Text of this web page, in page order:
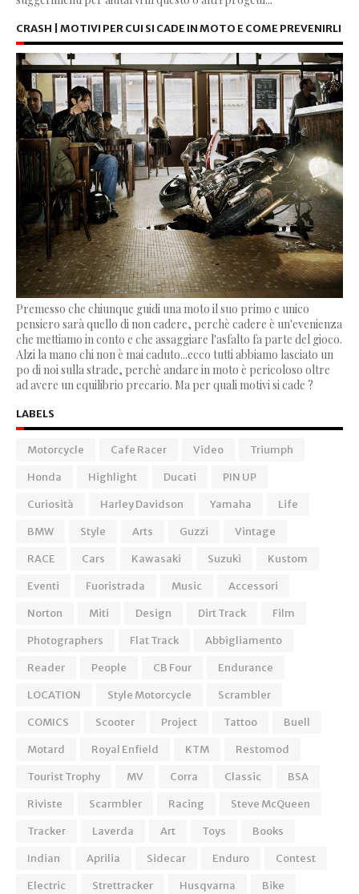
CRASH | MOTIVI PER CUI SI CADE IN MOTO E COME PREVENIRLI
Premesso che chiunque guidi una moto il suo primo e unico
pensiero sarà quello di non cadere, perchè cadere è un'evenienza
che mettiamo in conto e che assaggiare l'asfalto fa parte del gioco.
Alzi la mano chi non è mai caduto...ecco tutti abbiamo lasciato un
po di noi sulla strade, perchè andare in moto è pericoloso oltre
ad avere un equilibrio precario. Ma per quali motivi si cade ?
LABELS
Motorcycle Cafe Racer Video
Triumph
Honda
Highlight Ducati
PIN UP
Curiosità
Harley Davidson Yamaha
Life
BMW
Style Arts Guzzi
Vintage
RACE
Cars Kawasaki Suzuki
Kustom
Eventi
Fuoristrada Music
Accessori
Norton
Miti Design Dirt Track
Film
Photographers
Flat Track
Abbigliamento
Reader
People CB Four
Endurance
LOCATION
Style Motorcycle
Scrambler
COMICS
Scooter Project Tattoo
Buell
Motard
Royal Enfield KTM
Restomod
Tourist Trophy
MV Corra Classic
BSA
Riviste
Scarmbler Racing
Steve McQueen
Tracker
Laverda Art Toys
Books
Indian
Aprilia Sidecar Enduro
Contest
Electric
Strettracker Husqvarna
Bike